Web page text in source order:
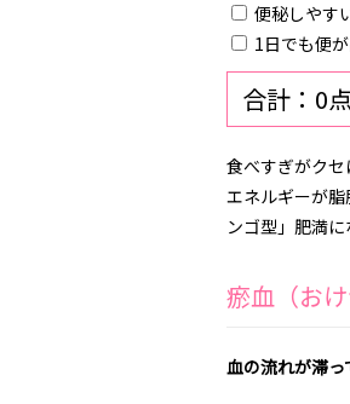
便秘しやす
1日でも便
合計：0点
食べすぎがク
エネルギーが
ンゴ型」肥満
瘀血（お
血の流れが滞